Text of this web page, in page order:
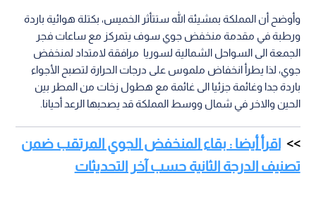
وأوضح أن المملكة بمشيئة الله ستتأثر الخميس، بكتلة هوائية باردة
ورطبة في مقدمة منخفض جوي سوف يتمركز مع ساعات فجر
الجمعة الى السواحل الشمالية لسوريا مرافقة لامتداد لمنخفض
جوي، لذا يطرأ انخفاض ملموس على درجات الحرارة لتصبح الأجواء
باردة جدا وغائمة جزئيا الى غائمة مع هطول زخات من المطر بين
الحين والاخر في شمال ووسط المملكة قد يصحبها الرعد أحيانا.
اقرأ أيضا : بقاء المنخفض الجوي المرتقب ضمن
تصنيف الدرجة الثانية حسب آخر التحديثات